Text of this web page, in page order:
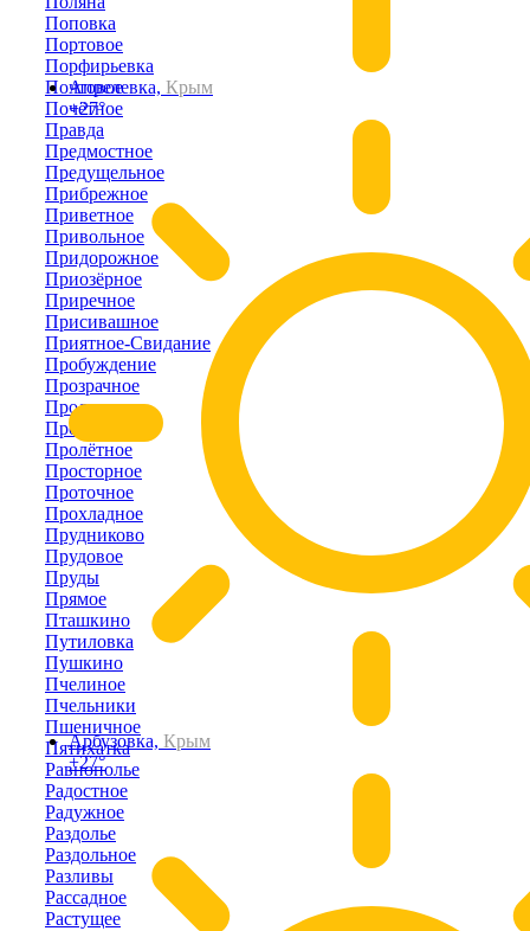
Апрелевка, Крым
+27°
Арбузовка, Крым
+27°
Поповка
Портовое
Порфирьевка
Почтовое
Почётное
Правда
Предмостное
Предущельное
Прибрежное
Приветное
Привольное
Придорожное
Приозёрное
Приречное
Присивашное
Приятное-Свидание
Пробуждение
Прозрачное
Пролетарка
Пролом
Пролётное
Просторное
Проточное
Прохладное
Прудниково
Прудовое
Пруды
Прямое
Пташкино
Путиловка
Пушкино
Пчелиное
Пчельники
Пшеничное
Пятихатка
Равнополье
Радостное
Радужное
Раздолье
Раздольное
Разливы
Рассадное
Растущее